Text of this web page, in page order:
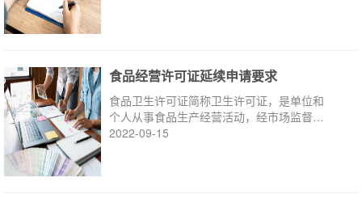
食品经营许可证延续申请要求
食品卫生许可证简称卫生许可证，是单位和
个人从事食品生产经营活动，经市场监督管
理部门审查批准后
2022-09-15